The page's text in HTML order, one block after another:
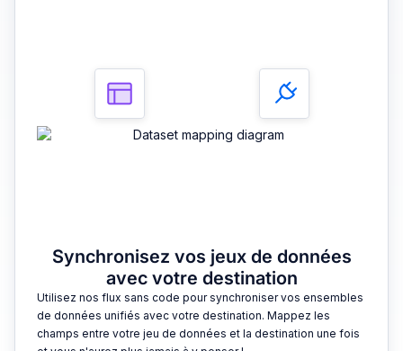
Synchronisez vos jeux de données
avec votre destination
Utilisez nos flux sans code pour synchroniser vos ensembles
de données unifiés avec votre destination. Mappez les
champs entre votre jeu de données et la destination une fois